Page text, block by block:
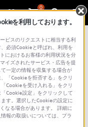
0
マイクロホン
を利用しております。
ビスのリクエストに相当する利
必須Cookieと呼ばれ、利用を
におけるお客様の利用状況を分
イズされたサービス・広告を提
一定の情報を収集する場合が
「Cookieを拒否する」をクリ
Cookieを受け入れる」をクリ
Cookie設定」をクリックして
す。選択したCookieの設定に
なる場合があります。 詳細に
報の取扱いについては、プラ